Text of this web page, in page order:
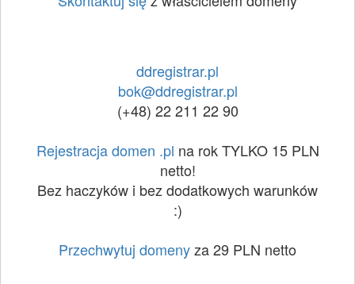
ddregistrar.pl
bok@ddregistrar.pl
(+48) 22 211 22 90
Rejestracja domen .pl na rok TYLKO 15 PLN
netto!
Bez haczyków i bez dodatkowych warunków
:)
Przechwytuj domenyza 29 PLN netto